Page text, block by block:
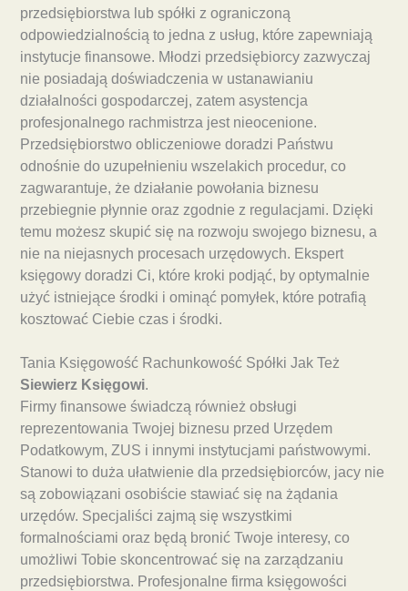
przedsiębiorstwa lub spółki z ograniczoną
odpowiedzialnością to jedna z usług, które zapewniają
instytucje finansowe. Młodzi przedsiębiorcy zazwyczaj
nie posiadają doświadczenia w ustanawianiu
działalności gospodarczej, zatem asystencja
profesjonalnego rachmistrza jest nieocenione.
Przedsiębiorstwo obliczeniowe doradzi Państwu
odnośnie do uzupełnieniu wszelakich procedur, co
zagwarantuje, że działanie powołania biznesu
przebiegnie płynnie oraz zgodnie z regulacjami. Dzięki
temu możesz skupić się na rozwoju swojego biznesu, a
nie na niejasnych procesach urzędowych. Ekspert
księgowy doradzi Ci, które kroki podjąć, by optymalnie
użyć istniejące środki i ominąć pomyłek, które potrafią
kosztować Ciebie czas i środki.
Tania Księgowość Rachunkowość Spółki Jak Też
Siewierz Księgowi.
Firmy finansowe świadczą również obsługi
reprezentowania Twojej biznesu przed Urzędem
Podatkowym, ZUS i innymi instytucjami państwowymi.
Stanowi to duża ułatwienie dla przedsiębiorców, jacy nie
są zobowiązani osobiście stawiać się na żądania
urzędów. Specjaliści zajmą się wszystkimi
formalnościami oraz będą bronić Twoje interesy, co
umożliwi Tobie skoncentrować się na zarządzaniu
przedsiębiorstwa. Profesjonalne firma księgowości